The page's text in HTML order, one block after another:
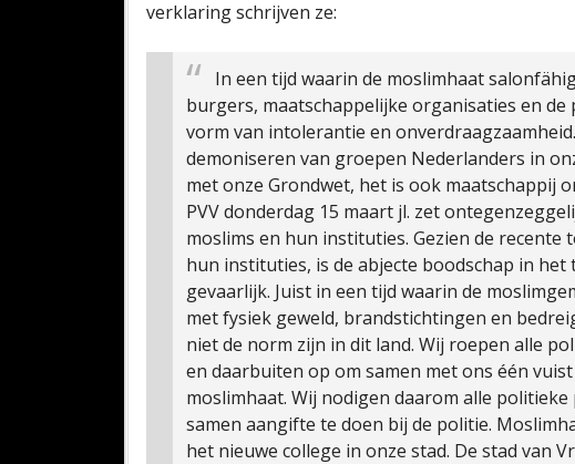
verklaring schrijven ze:
In een tijd waarin de moslimhaat
burgers, maatschappelijke organisaties en
vorm van intolerantie en
demoniseren van groepen Nederlanders in
met onze Grondwet, het is ook maatschappij
PVV donderdag 15 maart jl. zet
moslims en hun instituties. Gezien de recente
hun instituties, is de abjecte boodschap in
gevaarlijk. Juist in een tijd waarin de
met fysiek geweld, brandstichtingen en
niet de norm zijn in dit land. Wij roepen alle
en daarbuiten op om samen met ons één
moslimhaat. Wij nodigen daarom alle
samen aangifte te doen bij de politie.
het nieuwe college in onze stad. De stad van